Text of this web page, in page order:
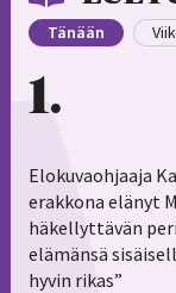
Tänään
1
Elokuvaohjaaja
erakkona elänyt
häkellyttävän
elämänsä
hyvin rikas”